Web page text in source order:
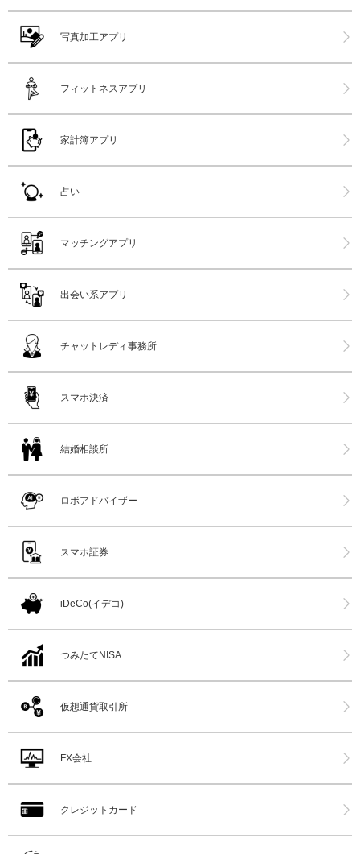
写真加工アプリ
フィットネスアプリ
家計簿アプリ
占い
マッチングアプリ
出会い系アプリ
チャットレディ事務所
スマホ決済
結婚相談所
ロボアドバイザー
スマホ証券
iDeCo(イデコ)
つみたてNISA
仮想通貨取引所
FX会社
クレジットカード